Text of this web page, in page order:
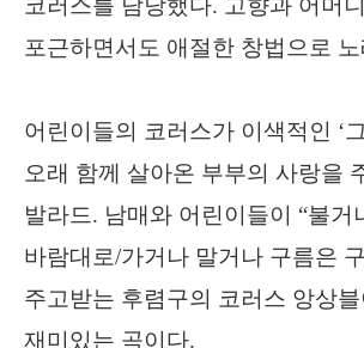
포근하면서도 애절한 창법으로
어린이들의 코러스가 이색적인 ‘
오래 함께 살아온 부부의 사랑을
발라드. 남매와 어린이들이 “불거
바람대로/가거나 말거나 구름은
주고받는 후렴구의 코러스 앙상
재미있는 곡이다.